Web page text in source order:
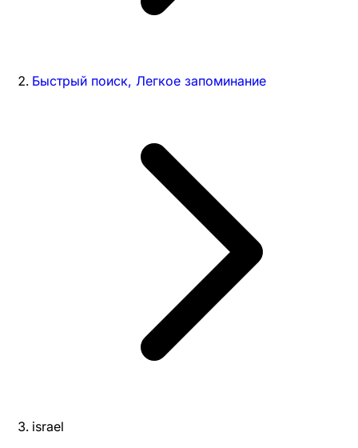
Быстрый поиск, Легкое запоминание
israel